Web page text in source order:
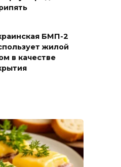
БМП-2
жилой
в качестве